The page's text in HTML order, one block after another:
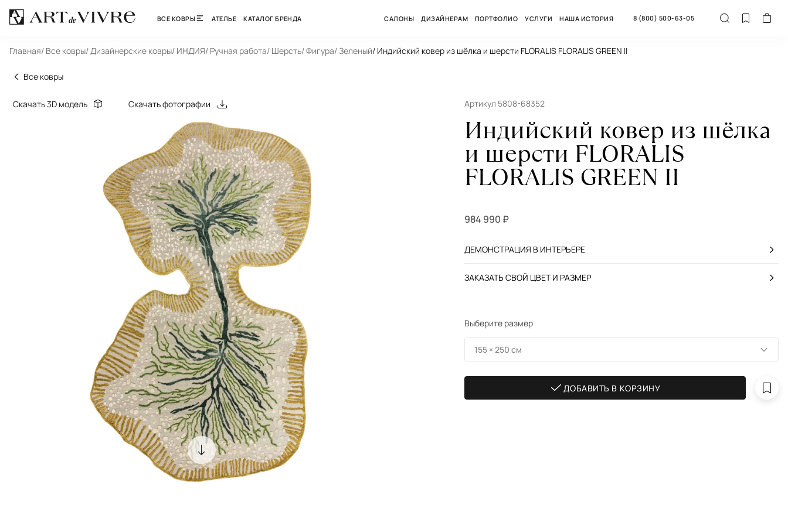
ВСЕ КОВРЫ АТЕЛЬЕ КАТАЛОГ БРЕНДА САЛОНЫ ДИЗАЙНЕРАМ ПОРТФОЛИО УСЛУГИ НАША ИСТОРИЯ 8 (800) 500-63-05
Главная/ Все ковры/ Дизайнерские ковры/ ИНДИЯ/ Ручная работа/ Шерсть/ Фигура/ Зеленый/ Индийский ковер из шёлка и шерсти FLORALIS FLORALIS GREEN II
Все ковры
Скачать 3D модель Скачать фотографии Артикул 5808-68352
Индийский ковер из шёлка
и шерсти FLORALIS
FLORALIS GREEN II
984 990 ₽
ДЕМОНСТРАЦИЯ В ИНТЕРЬЕРЕ
ЗАКАЗАТЬ СВОЙ ЦВЕТ И РАЗМЕР
Выберите размер
155 × 250 см
ДОБАВИТЬ В КОРЗИНУ